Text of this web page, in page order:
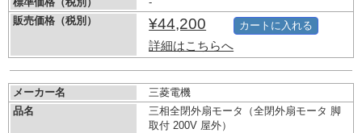
販売価格（税別）
¥44,200
詳細はこちらへ
カートに入れる
メーカー名
三菱電機
品名
三相全閉外扇モータ（全閉外扇モータ 脚
取付 200V 屋外）